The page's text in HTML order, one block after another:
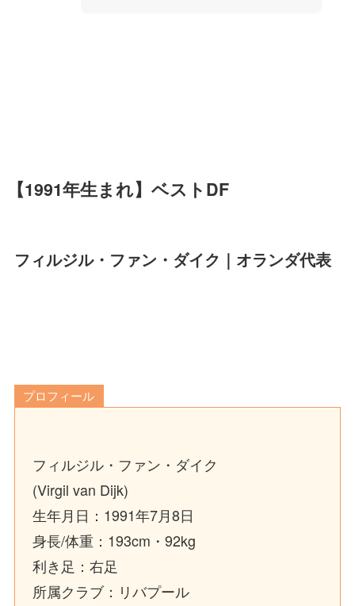
【1991年生まれ】ベストDF
フィルジル・ファン・ダイク｜オランダ代表
プロフィール
フィルジル・ファン・ダイク
(Virgil van Dijk)
生年月日：1991年7月8日
身長/体重：193cm・92kg
利き足：右足
所属クラブ：リバプール